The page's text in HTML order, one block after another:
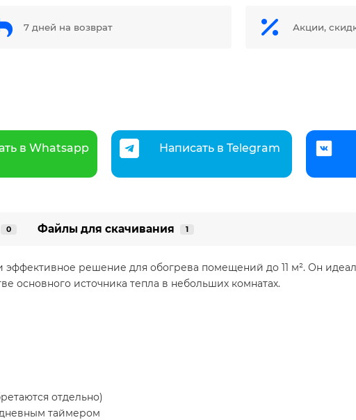
7 дней на возврат Акции,
в Whatsapp Написать в Telegram
0 Файлы для скачивания 1
эффективное решение для обогрева помещений до 11 м². Он
основного источника тепла в небольших комнатах.​
отдельно)
таймером